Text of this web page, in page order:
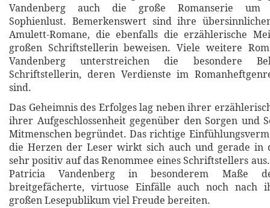
Vandenberg auch die große Romanserie um
Sophienlust. Bemerkenswert sind ihre
Amulett-Romane, die ebenfalls die erzählerische
großen Schriftstellerin beweisen. Viele weitere
Vandenberg unterstreichen die besondere
Schriftstellerin, deren Verdienste im
sind.
Das Geheimnis des Erfolges lag neben ihrer
ihrer Aufgeschlossenheit gegenüber den Sorgen und
Mitmenschen begründet. Das richtige
die Herzen der Leser wirkt sich auch und gerade in
sehr positiv auf das Renommee eines Schriftstellers
Patricia Vandenberg in besonderem Maße
breitgefächerte, virtuose Einfälle auch noch nach
großen Lesepublikum viel Freude bereiten.